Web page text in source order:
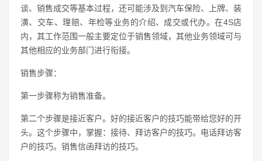
谈、销售成交等基本过程，还可能涉及到汽车保险、上牌、装
潢、交车、理赔、年检等业务的介绍、成交或代办。在4S店
内，其工作范围一般主要定位于销售领域，其他业务领域可与
其他相应的业务部门进行衔接。
销售步骤：
第一步骤称为销售准备。
第二个步骤是接近客户。好的接近客户的技巧能带给您好的开
头。这个步骤中，掌握：接待、拜访客户的技巧。电话拜访客
户的技巧。销售信函拜访的技巧。